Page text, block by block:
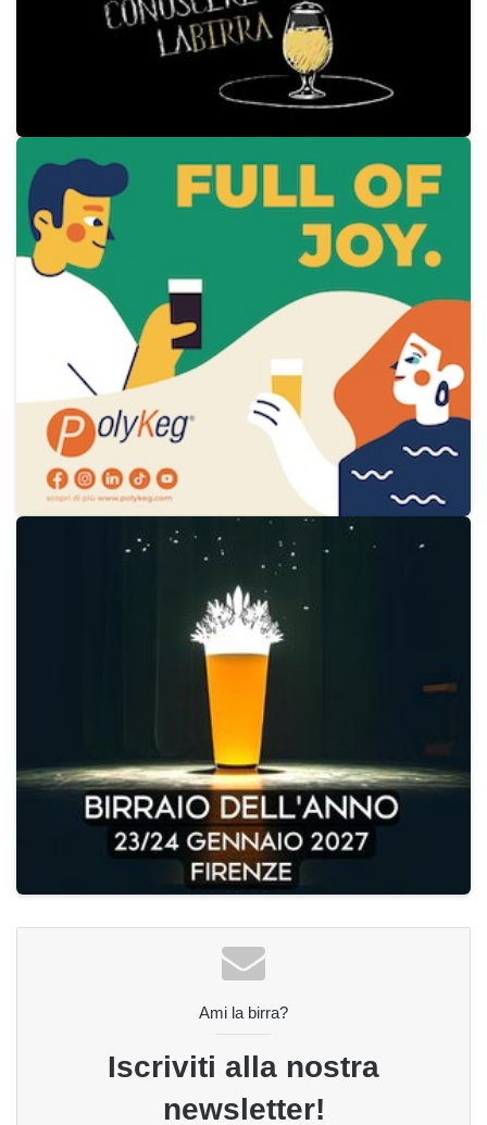
Ami la birra?
Iscriviti alla nostra
newsletter!